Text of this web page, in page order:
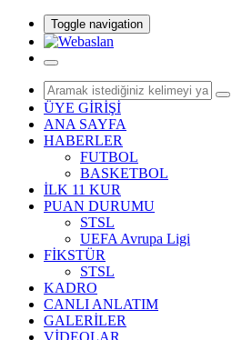
Toggle navigation
ÜYE GİRİŞİ
ANA SAYFA
HABERLER
FUTBOL
BASKETBOL
İLK 11 KUR
PUAN DURUMU
STSL
UEFA Avrupa Ligi
FİKSTÜR
STSL
KADRO
CANLI ANLATIM
GALERİLER
VİDEOLAR